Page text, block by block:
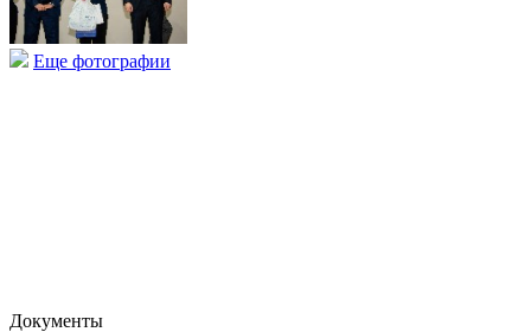
Еще фотографии
Документы